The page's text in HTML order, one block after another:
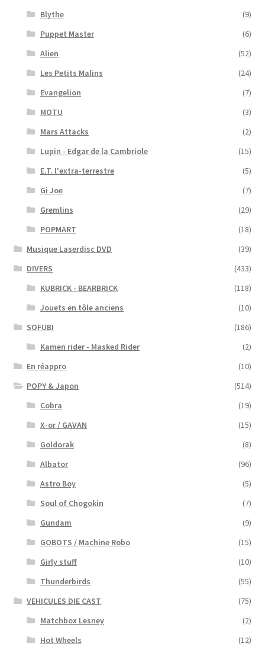
Blythe
(9)
Puppet Master
(6)
Alien
(52)
Les Petits Malins
(24)
Evangelion
(7)
MOTU
(3)
Mars Attacks
(2)
Lupin - Edgar de la Cambriole
(15)
E.T. l'extra-terrestre
(5)
Gi Joe
(7)
Gremlins
(29)
POPMART
(18)
Musique Laserdisc DVD
(39)
DIVERS
(433)
KUBRICK - BEARBRICK
(118)
Jouets en tôle anciens
(10)
SOFUBI
(186)
Kamen rider - Masked Rider
(2)
En réappro
(10)
POPY & Japon
(514)
Cobra
(19)
X-or / GAVAN
(15)
Goldorak
(8)
Albator
(96)
Astro Boy
(5)
Soul of Chogokin
(7)
Gundam
(9)
GOBOTS / Machine Robo
(15)
Girly stuff
(10)
Thunderbirds
(55)
VEHICULES DIE CAST
(75)
Matchbox Lesney
(2)
Hot Wheels
(12)